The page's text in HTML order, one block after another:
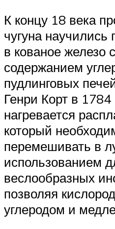
К концу 18 века
чугуна научились
в кованое железо
содержанием
пудлинговых
Генри Корт в 1784
нагревается
который
перемешивать в
использованием
веслообразных
позволяя
углеродом и